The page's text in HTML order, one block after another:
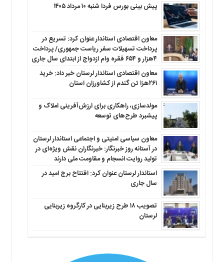
پیش بینی بورس فردا شنبه ۱۰ مرداد ۱۴۰۵
معاون اقتصادی استاندار عنوان کرد: تسریع در
پرداخت تسهیلات سفر ریاست جمهوری/ پرداخت
۴هزار و ۶۵۴ فقره وام ازدواج از ابتدای سال جاری
معاون اقتصادی استاندار لرستان خبر داد: خرید
۲۶۱هزا تن گندم از کشاورزان استان
مولدسازی، راهکاری برای ارزش‌آفرینی املاک و
پیشبرد طرح‌های توسعه
معاون سیاسی امنیتی و اجتماعی استاندار لرستان
در آستانه روز خبرنگار: خبرنگاران نقش ویژه‌ای در
تولید روایت انسجام و مقاومت ملی دارند
استاندار لرستان عنوان کرد: افتتاح برج امید در
سال جاری
تصویب ۱۸ طرح زیربنایی در کارگروه زیربنایی
لرستان